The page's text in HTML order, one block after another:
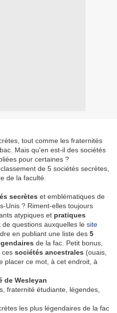
tout comme les fraternités
Mais qu'en est-il des sociétés
pour certaines ?
de 5 sociétés secrètes,
de la faculté.
secrètes et emblématiques de
Unis ? Riment-elles toujours
atypiques et pratiques
de questions auxquelles le site
en publiant une liste des 5
de la fac. Petit bonus,
ces sociétés ancestrales (ouais,
placer ce mot, à cet endroit, à
de Wesleyan
les plus légendaires de la fac